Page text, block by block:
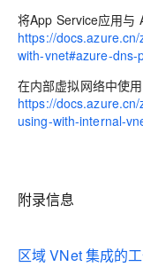
将App Service应用与
https://
with-vnet#azure-dns-
在内部虚拟网络中使
https://
using-with-internal-
附录信息
区域 VNet 集成的